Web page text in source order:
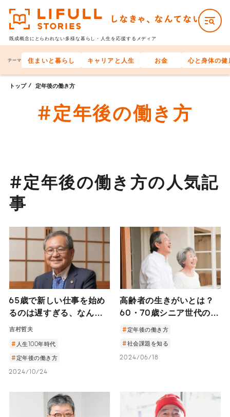
既成概念にとらわれない多様な暮らし・人生を応援するメディア
テーマ 住まいと暮らし キャリアと人生 お金 心と身体の健
トップ 定年後の働き方
#定年後の働き方
#定年後の働き方の人気記
事
65歳で新しい仕事を始め
るのは遅すぎる、なんて
ない。 ―司法試験にその
村哲夫さんのセカンドキ
ャリアにかける思い―
吉村哲夫
人生100年時代
定年後の働き方
2024/10/24
高齢者の生きがいとは？
60・70歳シニア世代の働
く意欲と年齢との向き合
定年後の働き方
社会課題を知る
2024/06/18